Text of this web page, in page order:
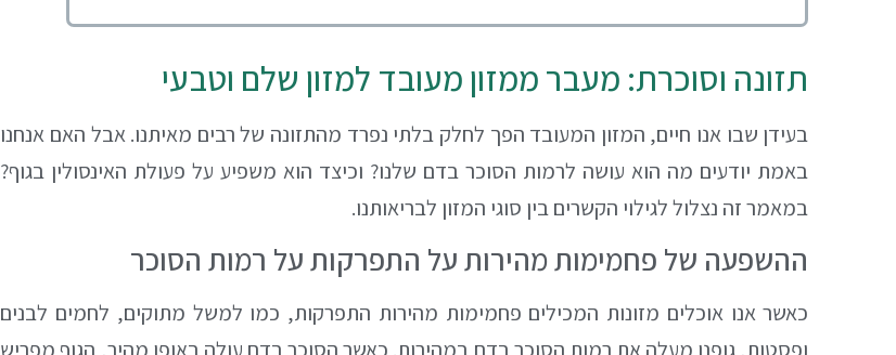
תזונה וסוכרת: מעבר ממזון מעובד למזון שלם וטבעי
בעידן שבו אנו חיים, המזון המעובד הפך לחלק בלתי נפרד מהתזונה של רבים מאיתנו. אבל האם אנחנו
באמת יודעים מה הוא עושה לרמות הסוכר בדם שלנו? וכיצד הוא משפיע על פעולת האינסולין בגוף?
במאמר זה נצלול לגילוי הקשרים בין סוגי המזון לבריאותנו.
ההשפעה של פחמימות מהירות על התפרקות על רמות הסוכר
כאשר אנו אוכלים מזונות המכילים פחמימות מהירות התפרקות, כמו למשל מתוקים, לחמים לבנים